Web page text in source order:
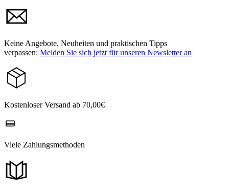
Keine Angebote, Neuheiten und praktischen Tipps
verpassen: Melden Sie sich jetzt für unseren Newsletter an
Kostenloser Versand ab 70,00€
Viele Zahlungsmethoden